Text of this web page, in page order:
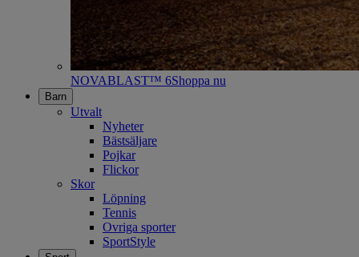
NOVABLAST™ 6Shoppa nu
Barn
Utvalt
Nyheter
Bästsäljare
Pojkar
Flickor
Skor
Löpning
Tennis
Ovriga sporter
SportStyle